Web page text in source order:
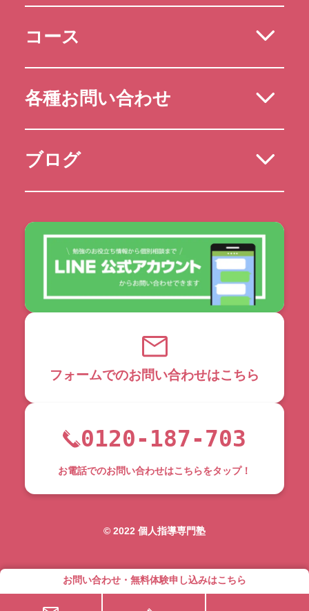
お問い合わせ・無料体験申し込みはこちら
コース
各種お問い合わせ
ブログ
フォームでのお問い合わせはこちら
0120-187-703
お電話でのお問い合わせはこちらをタップ！
©︎ 2022 個人指導専門塾